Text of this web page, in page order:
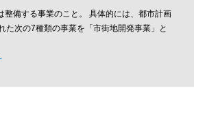
整備する事業のこと。 具体的には、都市計画
た次の7種類の事業を「市街地開発事業」と